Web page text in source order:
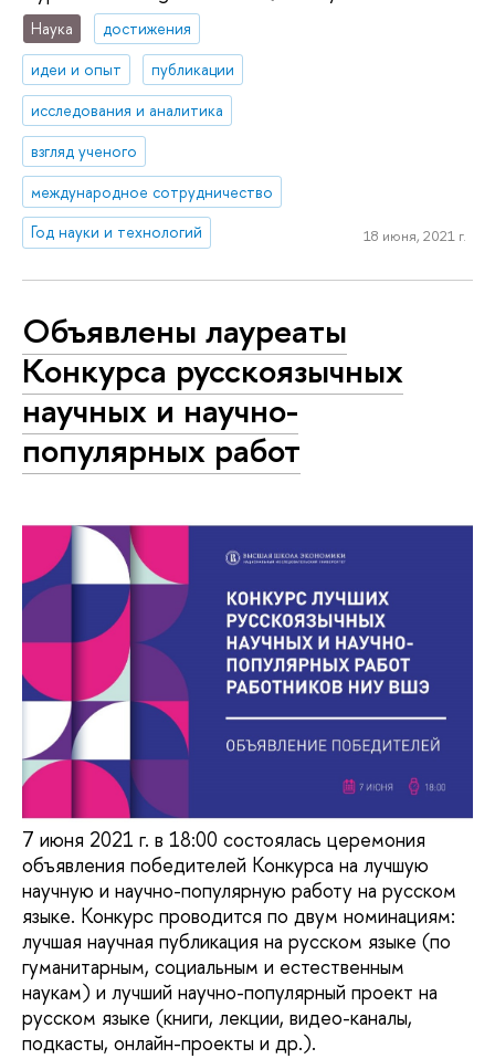
Наука
достижения
идеи и опыт
публикации
исследования и аналитика
взгляд ученого
международное сотрудничество
Год науки и технологий
18 июня, 2021 г.
Объявлены лауреаты
Конкурса русскоязычных
научных и научно-
популярных работ
7 июня 2021 г. в 18:00 состоялась церемония
объявления победителей Конкурса на лучшую
научную и научно-популярную работу на русском
языке. Конкурс проводится по двум номинациям:
лучшая научная публикация на русском языке (по
гуманитарным, социальным и естественным
наукам) и лучший научно-популярный проект на
русском языке (книги, лекции, видео-каналы,
подкасты, онлайн-проекты и др.).